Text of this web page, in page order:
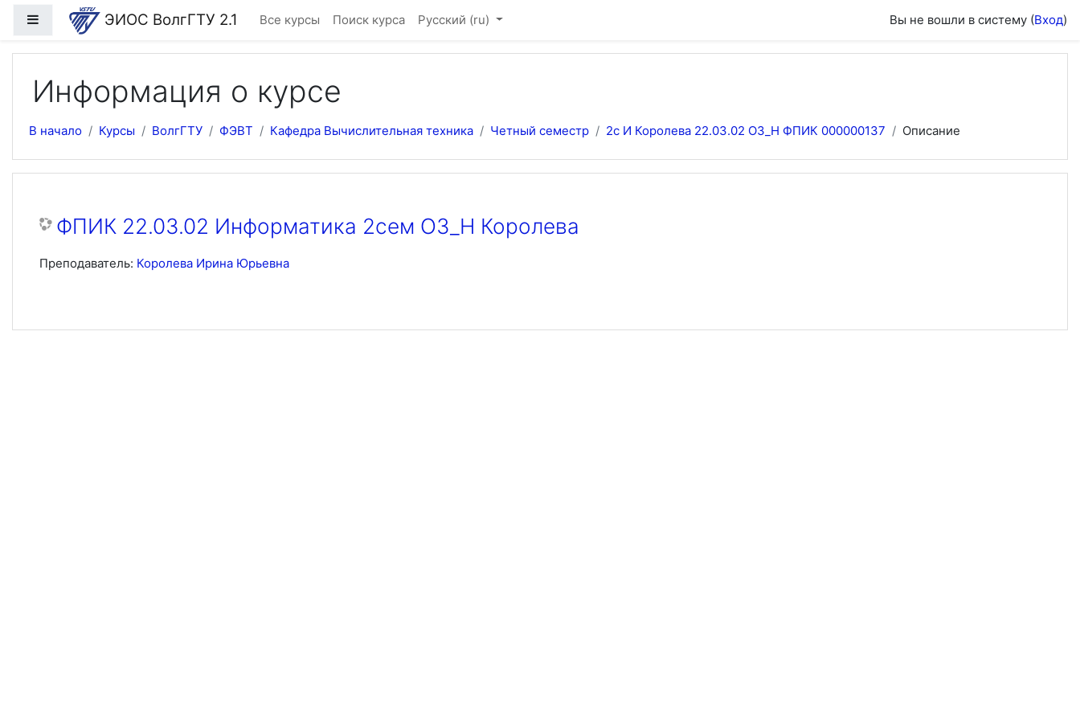
Перейти к основному содержанию
Боковая панельЭИОС ВолгГТУ 2.1 Все курсы Поиск курса Русский ‎(ru)‎ Вы не вошли в систему (Вход)
Информация о курсе
В начало Курсы ВолгГТУ ФЭВТ Кафедра Вычислительная техника Четный семестр 2с И Королева 22.03.02 ОЗ_Н ФПИК 000000137 Описание
ФПИК 22.03.02 Информатика 2сем ОЗ_Н Королева
Преподаватель: Королева Ирина Юрьевна